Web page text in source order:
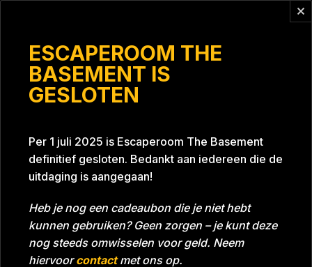
ESCAPEROOM THE
BASEMENT IS
GESLOTEN
Per 1 juli 2025 is Escaperoom The Basement
definitief gesloten. Bedankt aan iedereen die de
uitdaging is aangegaan!
Heb je nog een cadeaubon die je niet hebt
kunnen gebruiken? Geen zorgen – je kunt deze
nog steeds omwisselen voor geld. Neem
hiervoorcontactmet ons op.
Tijd 56:18 Datum 21-01-2024
Room Project Blue 26A8